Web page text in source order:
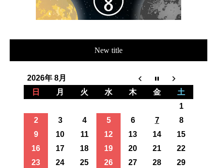
New title
2026年 8月
日
月 火 水 木 金
土
1
2
3 4 5 6 7
8
9
10 11 12 13 14
15
16
17 18 19 20 21
22
23
24 25 26 27 28
29